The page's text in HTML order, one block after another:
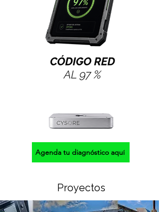
Agenda tu diagnóstico aquí
Proyectos